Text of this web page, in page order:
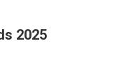
2025